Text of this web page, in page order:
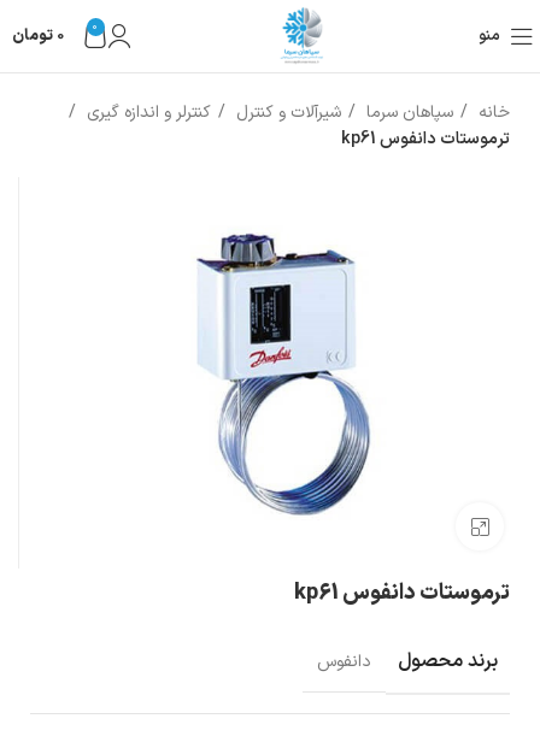
منو 0
0 تومان
خانه سپاهان سرما شیرآلات و کنترل
کنترلر و اندازه گیری
ترموستات دانفوس kp61
ترموستات دانفوس kp61
برند محصول دانفوس